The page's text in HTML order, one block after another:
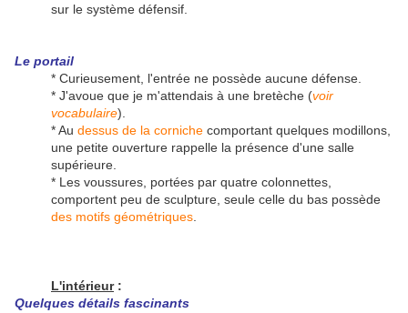
sur le système défensif.
Le portail
* Curieusement, l'entrée ne possède aucune défense.
* J'avoue que je m'attendais à une bretèche (voir
vocabulaire).
* Au dessus de la corniche comportant quelques modillons,
une petite ouverture rappelle la présence d'une salle
supérieure.
* Les voussures, portées par quatre colonnettes,
comportent peu de sculpture, seule celle du bas possède
des motifs géométriques
L'intérieur:
Quelques détails fascinants